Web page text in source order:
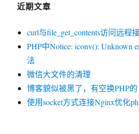
近期文章
curl与file_get_contents访问远程
PHP中Notice: iconv(): Unknown
法
微信大文件的清理
博客貌似被黑了，有空换PHP的
使用socket方式连接Nginx优化